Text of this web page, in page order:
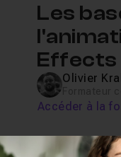
Les
Effects
Olivier
Accéder à la